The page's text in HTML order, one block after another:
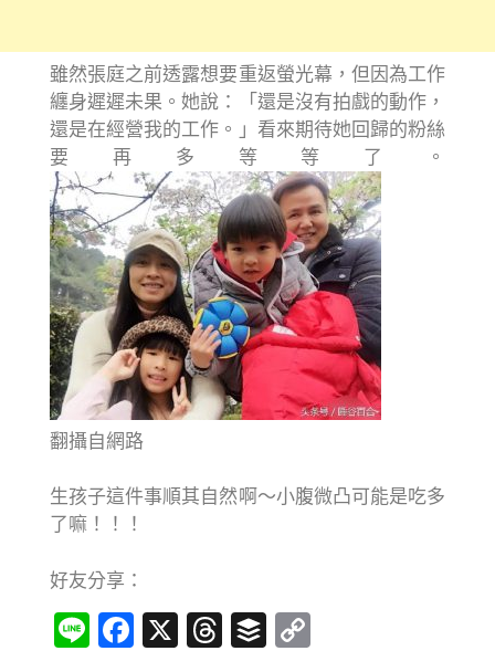
雖然張庭之前透露想要重返螢光幕，但因為工作
纏身遲遲未果。她說：「還是沒有拍戲的動作，
還是在經營我的工作。」看來期待她回歸的粉絲
要再多等等了。
翻攝自網路
生孩子這件事順其自然啊～小腹微凸可能是吃多
了嘛！！！
好友分享：
LineFacebook
X Threads
Buffer